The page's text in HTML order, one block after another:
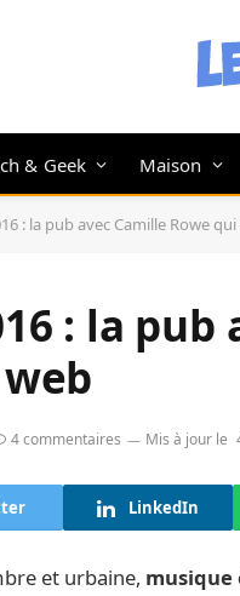
& Geek Maison
: la pub avec Camille Rowe
: la pub
4 commentaires Mis à jour le
LinkedIn
et urbaine, musique